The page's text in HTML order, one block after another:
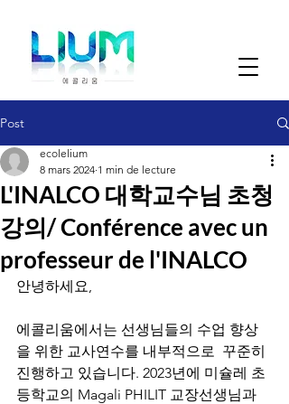
Post
L'INALCO 대학교수님 초청
강의/ Conférence avec un
professeur de l'INALCO
ecolelium
8 mars 2024 1 min de lecture
안녕하세요,
에콜리움에서는 선생님들의 수업 향상
을 위한 교사연수를 내부적으로  꾸준히
진행하고 있습니다. 2023년에 미슐레 초
등학교의 Magali PHILIT 교장선생님과